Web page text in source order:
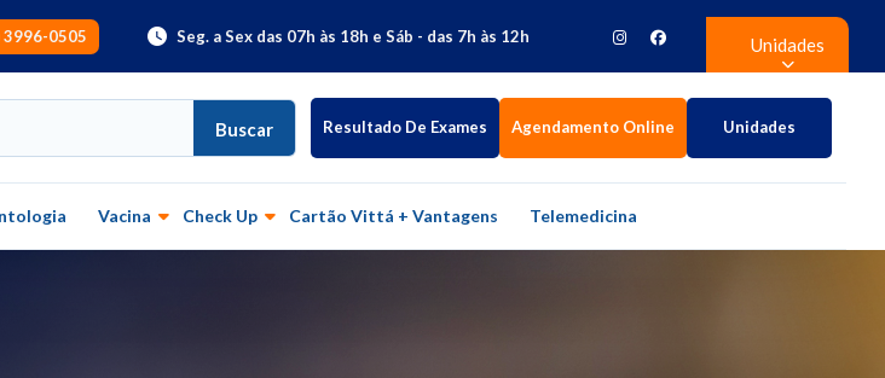
3996-0505 Seg. a Sex das 07h às 18h e Sáb - das 7h às 12h Unidades
Buscar Resultado De Exames Agendamento Online Unidades
Vacina Check Up Cartão Vittá + Vantagens Telemedicina